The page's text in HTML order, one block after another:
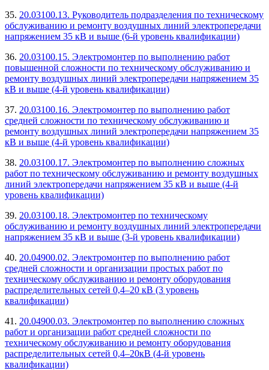
35. 20.03100.13. Руководитель подразделения по техническому
обслуживанию и ремонту воздушных линий электропередачи
напряжением 35 кВ и выше (6-й уровень квалификации)
36. 20.03100.15. Электромонтер по выполнению работ
повышенной сложности по техническому обслуживанию и
ремонту воздушных линий электропередачи напряжением 35
кВ и выше (4-й уровень квалификации)
37. 20.03100.16. Электромонтер по выполнению работ
средней сложности по техническому обслуживанию и
ремонту воздушных линий электропередачи напряжением 35
кВ и выше (4-й уровень квалификации)
38. 20.03100.17. Электромонтер по выполнению сложных
работ по техническому обслуживанию и ремонту воздушных
линий электропередачи напряжением 35 кВ и выше (4-й
уровень квалификации)
39. 20.03100.18. Электромонтер по техническому
обслуживанию и ремонту воздушных линий электропередачи
напряжением 35 кВ и выше (3-й уровень квалификации)
40. 20.04900.02. Электромонтер по выполнению работ
средней сложности и организации простых работ по
техническому обслуживанию и ремонту оборудования
распределительных сетей 0,4–20 кВ (3 уровень
квалификации)
41. 20.04900.03. Электромонтер по выполнению сложных
работ и организации работ средней сложности по
техническому обслуживанию и ремонту оборудования
распределительных сетей 0,4–20кВ (4-й уровень
квалификации)